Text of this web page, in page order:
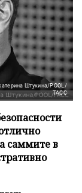
Штукина/POOL/
ТАСС
саммите в